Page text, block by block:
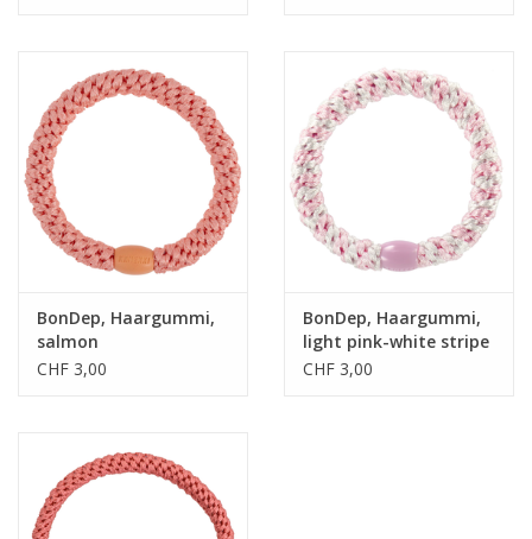
BonDep, Haargummi,
salmon
CHF 3,00
BonDep, Haargummi,
light pink-white stripe
CHF 3,00